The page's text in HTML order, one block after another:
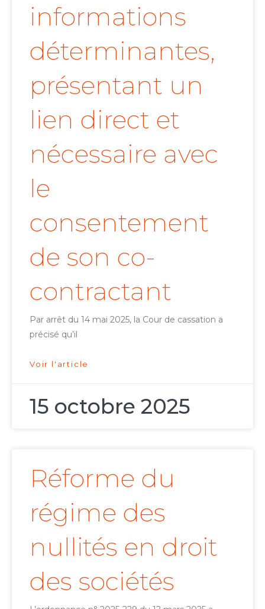
informations
déterminantes,
présentant un
lien direct et
nécessaire avec
le
consentement
de son co-
contractant
Par arrêt du 14 mai 2025, la Cour de cassation a
précisé qu’il
Voir l'article
15 octobre 2025
Réforme du
régime des
nullités en droit
des sociétés